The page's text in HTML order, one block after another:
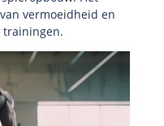
vermoeidheid en
trainingen.